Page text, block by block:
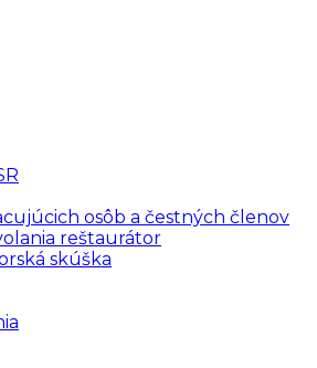
osôb a čestných členov
reštaurátor
skúška